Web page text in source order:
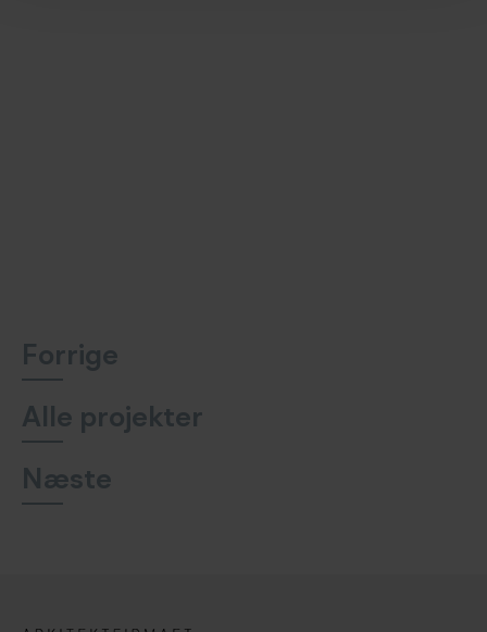
Forrige
Alle projekter
Næste